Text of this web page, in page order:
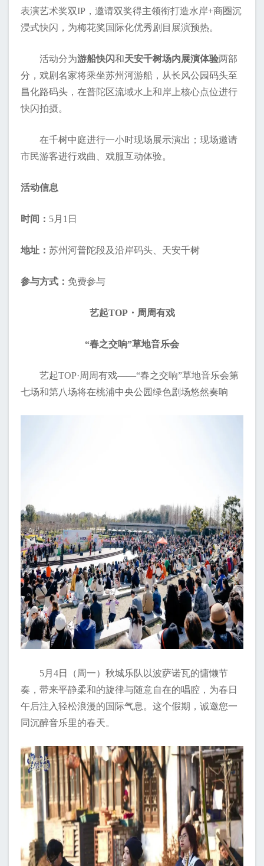
表演艺术奖双IP，邀请双奖得主领衔打造水岸+商圈沉
浸式快闪，为梅花奖国际化优秀剧目展演预热。
活动分为游船快闪和天安千树场内展演体验两部
分，戏剧名家将乘坐苏州河游船，从长风公园码头至
昌化路码头，在普陀区流域水上和岸上核心点位进行
快闪拍摄。
在千树中庭进行一小时现场展示演出；现场邀请
市民游客进行戏曲、戏服互动体验。
活动信息
时间： 5月1日
地址： 苏州河普陀段及沿岸码头、天安千树
参与方式： 免费参与
艺起TOP・周周有戏
“春之交响”草地音乐会
艺起TOP·周周有戏——“春之交响”草地音乐会第
七场和第八场将在桃浦中央公园绿色剧场悠然奏响
5月4日（周一）秋城乐队以波萨诺瓦的慵懒节
奏，带来平静柔和的旋律与随意自在的唱腔，为春日
午后注入轻松浪漫的国际气息。这个假期，诚邀您一
同沉醉音乐里的春天。